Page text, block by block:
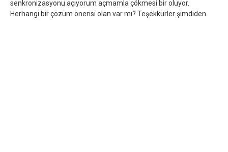
senkronizasyonu açıyorum açmamla çökmesi bir oluyor.
Herhangi bir çözüm önerisi olan var mı? Teşekkürler şimdiden.